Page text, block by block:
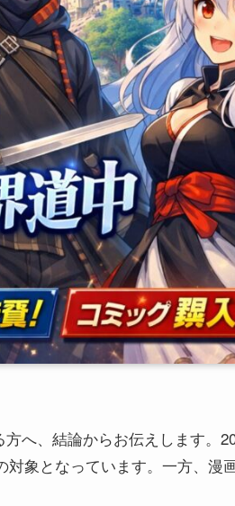
へ、結論からお伝えします。
象となっています。一方、漫